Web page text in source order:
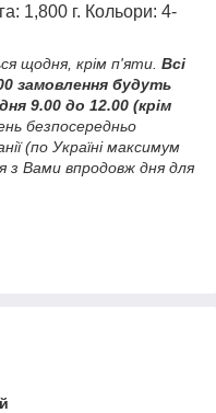
1,800 г. Кольори: 4-
щодня, крім п'яти. Всі
замовлення будуть
9.00 до 12.00 (крім
безпосередньо
(по Україні максимум
з Вами впродовж дня для